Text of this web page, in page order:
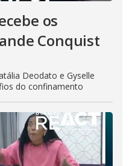
os
Conquist
Deodato e Gyselle
do confinamento